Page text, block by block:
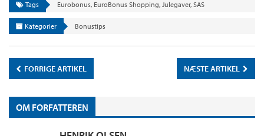
Tags Eurobonus, EuroBonus Shopping, Julegaver, SAS
Kategorier Bonustips
FORRIGE ARTIKEL NÆSTE ARTIKEL
OM FORFATTEREN